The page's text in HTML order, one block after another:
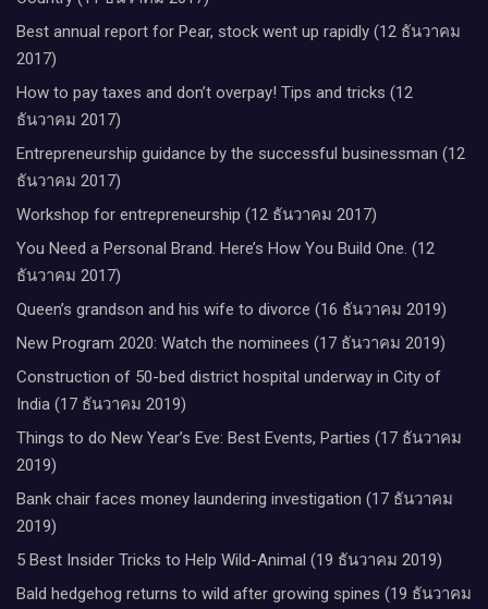
Best annual report for Pear, stock went up rapidly (12 ธันวาคม
2017)
How to pay taxes and don’t overpay! Tips and tricks (12
ธันวาคม 2017)
Entrepreneurship guidance by the successful businessman (12
ธันวาคม 2017)
Workshop for entrepreneurship (12 ธันวาคม 2017)
You Need a Personal Brand. Here’s How You Build One. (12
ธันวาคม 2017)
Queen’s grandson and his wife to divorce (16 ธันวาคม 2019)
New Program 2020: Watch the nominees (17 ธันวาคม 2019)
Construction of 50-bed district hospital underway in City of
India (17 ธันวาคม 2019)
Things to do New Year’s Eve: Best Events, Parties (17 ธันวาคม
2019)
Bank chair faces money laundering investigation (17 ธันวาคม
2019)
5 Best Insider Tricks to Help Wild-Animal (19 ธันวาคม 2019)
Bald hedgehog returns to wild after growing spines (19 ธันวาคม